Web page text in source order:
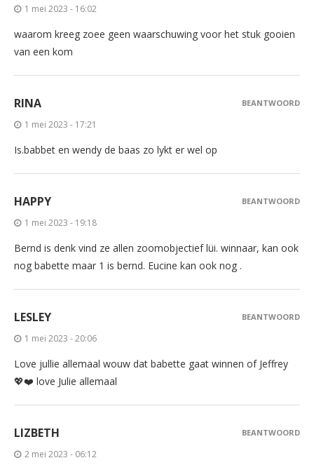
1 mei 2023 - 16:02
waarom kreeg zoee geen waarschuwing voor het stuk gooien
van een kom
RINA
1 mei 2023 - 17:21
Is.babbet en wendy de baas zo lykt er wel op
BEANTWOORD
HAPPY
1 mei 2023 - 19:18
Bernd is denk vind ze allen zoomobjectief lüi. winnaar, kan ook
nog babette maar 1 is bernd. Eucine kan ook nog .
BEANTWOORD
LESLEY
1 mei 2023 - 20:06
Love jullie allemaal wouw dat babette gaat winnen of Jeffrey
💖❤️ love Julie allemaal
BEANTWOORD
LIZBETH
2 mei 2023 - 06:12
BEANTWOORD